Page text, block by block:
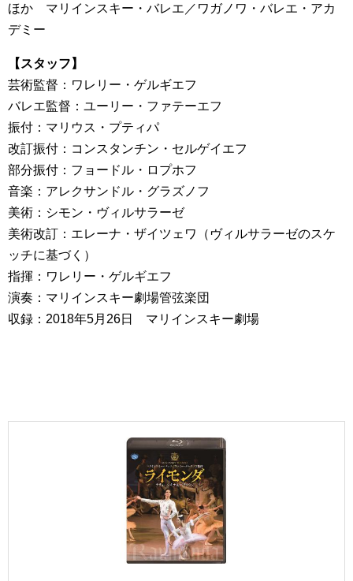
ほか マリインスキー・バレエ／ワガノワ・バレエ・アカ
デミー
【スタッフ】
芸術監督：ワレリー・ゲルギエフ
バレエ監督：ユーリー・ファテーエフ
振付：マリウス・プティパ
改訂振付：コンスタンチン・セルゲイエフ
部分振付：フョードル・ロプホフ
音楽：アレクサンドル・グラズノフ
美術：シモン・ヴィルサラーゼ
美術改訂：エレーナ・ザイツェワ（ヴィルサラーゼのスケ
ッチに基づく）
指揮：ワレリー・ゲルギエフ
演奏：マリインスキー劇場管弦楽団
収録：2018年5月26日 マリインスキー劇場